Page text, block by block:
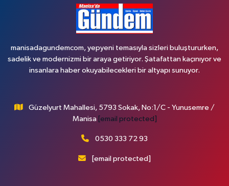
manisadagundemcom, yepyeni temasıyla sizleri buluştururken,
sadelik ve modernizmi bir araya getiriyor. Şatafattan kaçınıyor ve
insanlara haber okuyabilecekleri bir altyapı sunuyor.
Güzelyurt Mahallesi, 5793 Sokak, No:1/C - Yunusemre /
Manisa [email protected]
0530 333 72 93
[email protected]